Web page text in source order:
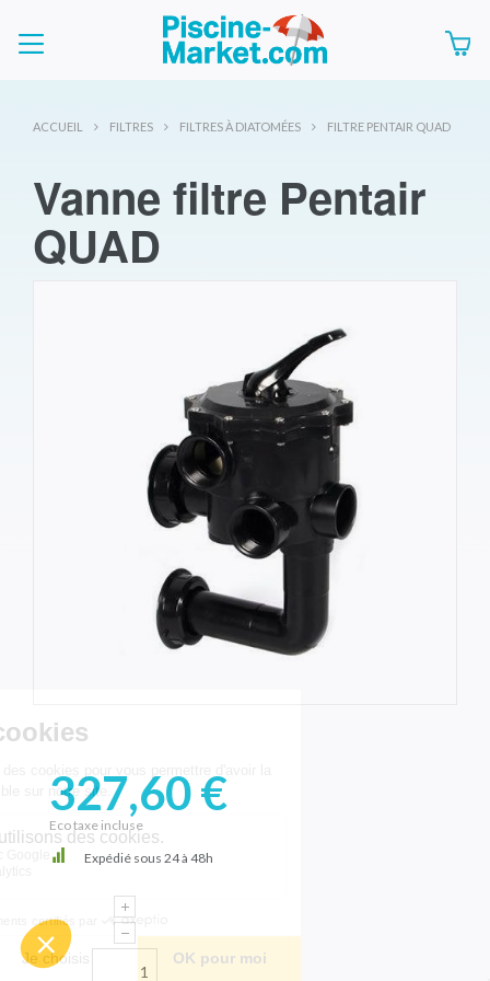
ACCUEIL FILTRES FILTRES À DIATOMÉES FILTRE PENTAIR QUAD
Vanne filtre Pentair
QUAD
327,60 €
Eco taxe incluse
Expédié sous 24 à 48h